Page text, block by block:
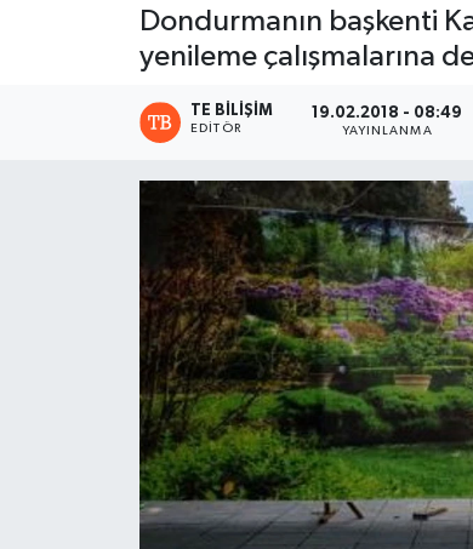
Dondurmanın başkenti
yenileme çalışmalarına
TE BILIŞIM
EDITÖR
19.02.2018 - 08:49
YAYINLANMA
Süper Lig Puan Durumu ve Fikstür
Tüm Manşetler
Son Dakika Haberleri